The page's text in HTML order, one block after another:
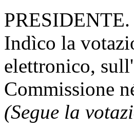
Indìco la
elettronico,
Commissione
(Segue la